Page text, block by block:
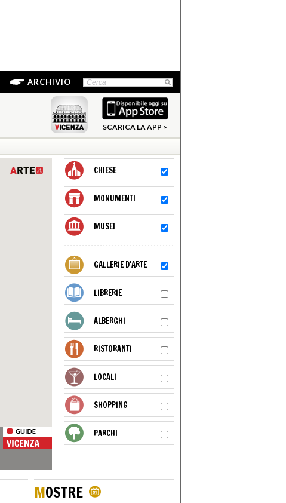
ARCHIVIO
SCARICA LA APP >
CHIESE
MONUMENTI
MUSEI
GALLERIE D'ARTE
LIBRERIE
ALBERGHI
RISTORANTI
LOCALI
SHOPPING
PARCHI
MOSTRE